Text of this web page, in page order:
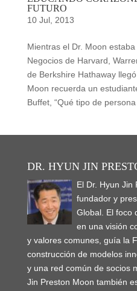
FUTURO
10 Jul, 2013
Mientras el Dr. Moon
Negocios de Harvard,
de Berkshire Hathaway
Moon recuerda un
Buffet, “Qué tipo de
DR. HYUN JIN
El Dr. Hyun Jin
fundador y
Global. El foco
en una visión
y valores comunes, guía la
construcción de modelos
y una red común de socios
Jin Preston Moon también